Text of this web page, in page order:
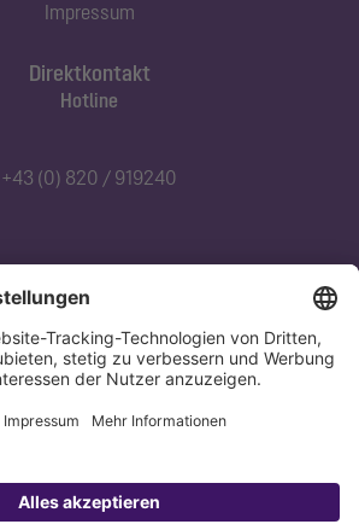
Direktkontakt
Hotline
+43 (0) 820 / 919240
Sie unseren Newsletter
Jetzt anmelden
Impressum
Datenschutz Impressum